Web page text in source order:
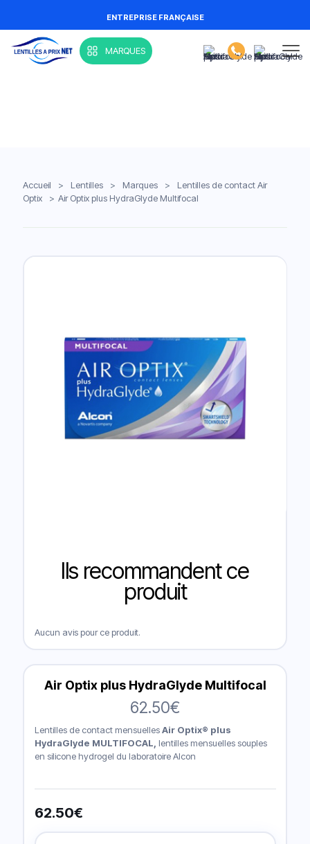
ENTREPRISE FRANÇAISE
MARQUES
Accueil > Lentilles > Marques >
Lentilles de contact Air
Optix
> Air Optix plus HydraGlyde Multifocal
Ils recommandent ce
produit
Aucun avis pour ce produit.
Air Optix plus HydraGlyde Multifocal
62.50€
Lentilles de contact mensuellesAir Optix® plus
HydraGlyde MULTIFOCAL, lentilles mensuelles souples
en silicone hydrogel du laboratoire Alcon
62.50€
Prescripción